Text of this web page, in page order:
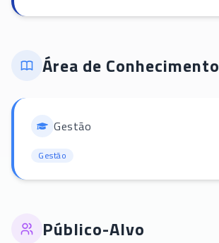
Área de Conhecimento
Gestão
Gestão
Público-Alvo